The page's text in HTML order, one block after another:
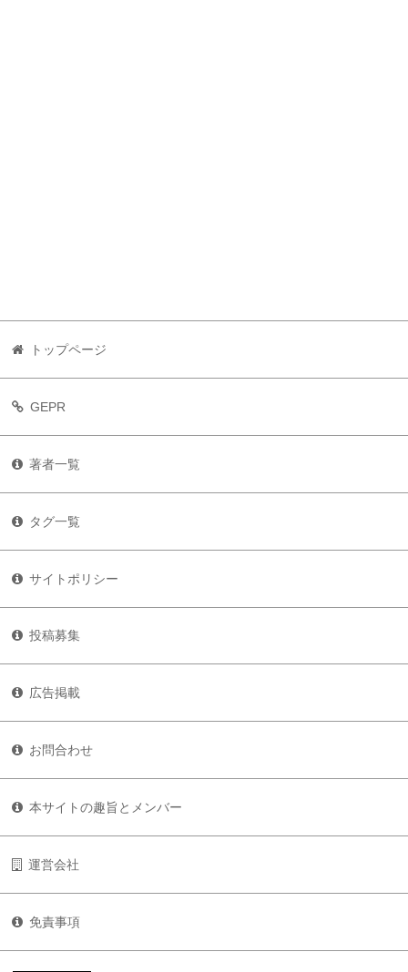
トップページ
GEPR
著者一覧
タグ一覧
サイトポリシー
投稿募集
広告掲載
お問合わせ
本サイトの趣旨とメンバー
運営会社
免責事項